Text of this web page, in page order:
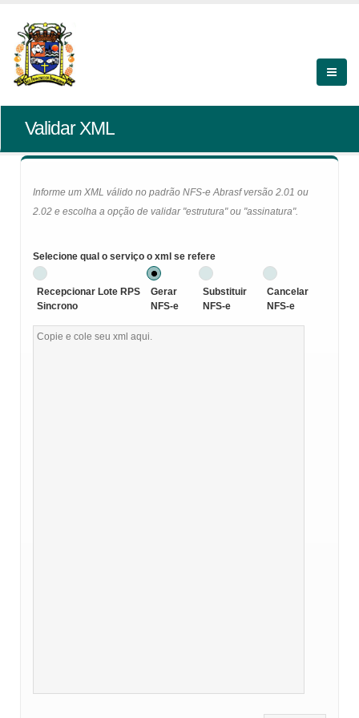
Validar XML
Informe um XML válido no padrão NFS-e Abrasf versão 2.01 ou
2.02 e escolha a opção de validar "estrutura" ou "assinatura".
Selecione qual o serviço o xml se refere
Recepcionar Lote RPS
Sincrono
Gerar
NFS-e
Substituir
NFS-e
Cancelar
NFS-e